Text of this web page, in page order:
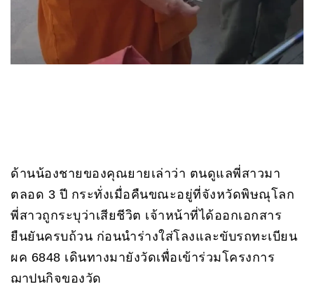
ด้านน้องชายของคุณยายเล่าว่า ตนดูแลพี่สาวมา
ตลอด 3 ปี กระทั่งเมื่อคืนขณะอยู่ที่จังหวัดพิษณุโลก
พี่สาวถูกระบุว่าเสียชีวิต เจ้าหน้าที่ได้ออกเอกสาร
ยืนยันครบถ้วน ก่อนนำร่างใส่โลงและขับรถทะเบียน
ผค 6848 เดินทางมายังวัดเพื่อเข้าร่วมโครงการ
ฌาปนกิจของวัด